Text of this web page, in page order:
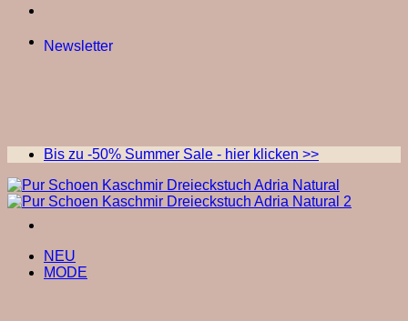
Newsletter
NEU
MODE
Bis zu -50% Summer Sale - hier klicken >>